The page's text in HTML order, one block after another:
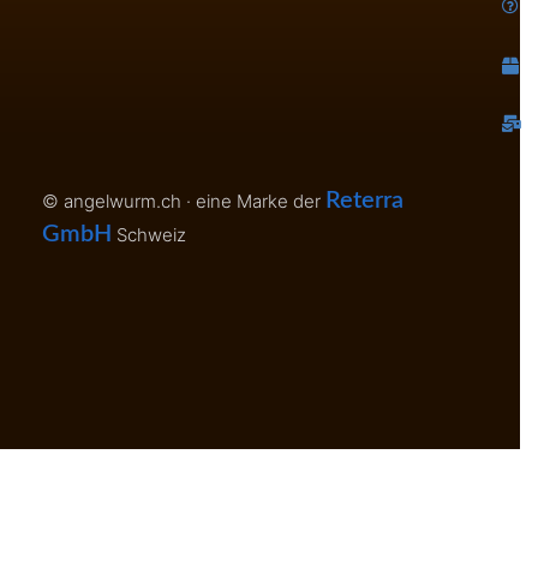
© angelwurm.ch · eine Marke der Reterra
GmbH Schweiz